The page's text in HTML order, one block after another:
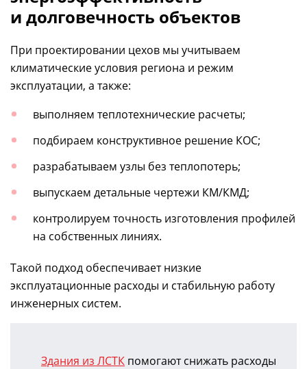
и долговечность объектов
При проектировании цехов мы учитываем
климатические условия региона и режим
эксплуатации, а также:
выполняем теплотехнические расчеты;
подбираем конструктивное решение КОС;
разрабатываем узлы без теплопотерь;
выпускаем детальные чертежи КМ/КМД;
контролируем точность изготовления профилей
на собственных линиях.
Такой подход обеспечивает низкие
эксплуатационные расходы и стабильную работу
инженерных систем.
Здания из ЛСТК помогают снижать расходы